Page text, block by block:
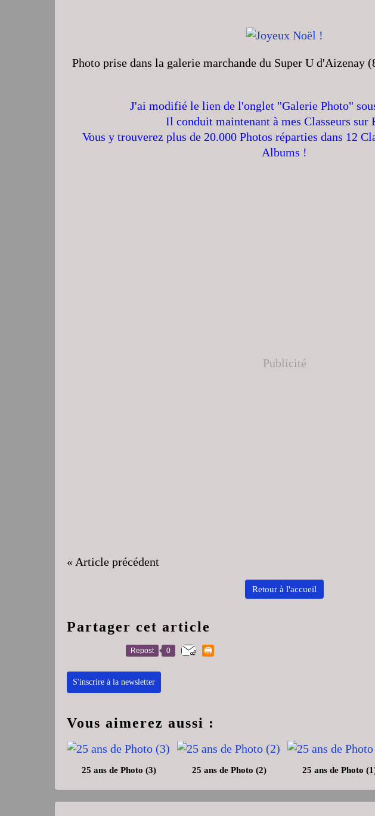
Photo prise dans la galerie marchande du Super U d'Aizenay
J'ai modifié le lien de l'onglet "Galerie Photo"
Il conduit maintenant à mes Classeurs sur
Vous y trouverez plus de 20.000 Photos réparties dans 12
Albums !
Publicité
« Article précédent
Retour à l'accueil
Partager cet article
Repost 0
S'inscrire à la newsletter
Vous aimerez aussi :
25 ans de Photo (3) 25 ans de Photo (2) 25 ans de Photo